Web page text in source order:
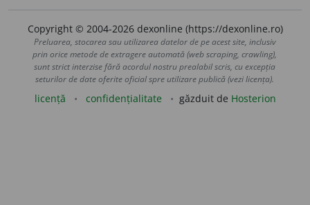
Copyright © 2004-2026 dexonline (https://dexonline.ro)
Preluarea, stocarea sau utilizarea datelor de pe acest site, inclusiv
prin orice metode de extragere automată (web scraping, crawling),
sunt strict interzise fără acordul nostru prealabil scris, cu excepția
seturilor de date oferite oficial spre utilizare publică (vezi licența).
licență confidențialitate găzduit de Hosterion